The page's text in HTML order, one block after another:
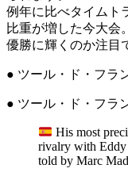
例年に比べタイムト
比重が増した今大会
優勝に輝くのか注目
● ツール・ド・フラ
● ツール・ド・フラ
His most
rivalry with
told by Marc